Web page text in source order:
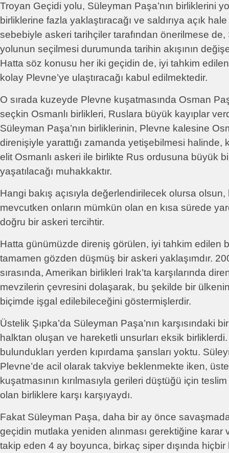
Troyan Geçidi yolu, Süleyman Paşa’nın birliklerini
birliklerine fazla yaklaştıracağı ve saldırıya açık
sebebiyle askeri tarihçiler tarafından önerilmese
yolunun seçilmesi durumunda tarihin akışının
Hatta söz konusu her iki geçidin de, iyi tahkim edilen
kolay Plevne’ye ulaştıracağı kabul edilmektedir.
O sırada kuzeyde Plevne kuşatmasında Osman
seçkin Osmanlı birlikleri, Ruslara büyük kayıplar
Süleyman Paşa’nın birliklerinin, Plevne kalesine
direnişiyle yarattığı zamanda yetişebilmesi halinde,
elit Osmanlı askeri ile birlikte Rus ordusuna büyük
yaşatılacağı muhakkaktır.
Hangi bakış açısıyla değerlendirilecek olursa
mevcutken onların mümkün olan en kısa sürede
doğru bir askeri tercihtir.
Hatta günümüzde direniş görülen, iyi tahkim edilen
tamamen gözden düşmüş bir askeri yaklaşımdır.
sırasında, Amerikan birlikleri Irak’ta karşılarında
mevzilerin çevresini dolaşarak, bu şekilde bir ülkenin
biçimde işgal edilebileceğini göstermişlerdir.
Üstelik Şıpka’da Süleyman Paşa’nın karşısındaki
halktan oluşan ve hareketli unsurları eksik
bulundukları yerden kıpırdama şansları yoktu.
Plevne’de acil olarak takviye beklenmekte iken,
kuşatmasının kırılmasıyla gerileri düştüğü için
olan birliklere karşı karşıyaydı.
Fakat Süleyman Paşa, daha bir ay önce
geçidin mutlaka yeniden alınması gerektiğine karar
takip eden 4 ay boyunca, birkaç siper dışında